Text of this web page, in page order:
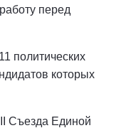
перед
политических
которых
Съезда Единой